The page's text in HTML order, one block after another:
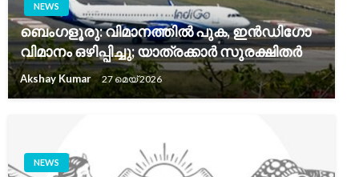
NEWS
ബെംഗളൂരു: വിമാനത്തിൽ പുക, ഇൻഡിഗോ
വിമാനം ഒഴിപ്പിച്ചു; യാത്രക്കാർ സുരക്ഷിതർ
Akshay Kumar 27 മെയ്‌ 2026
NEWS